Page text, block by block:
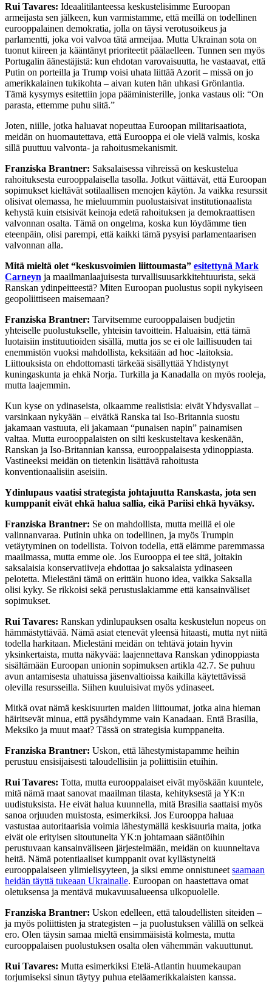
Rui Tavares: Ideaalitilanteessa keskustelisimme Euroopan
armeijasta sen jälkeen, kun varmistamme, että meillä on todellinen
eurooppalainen demokratia, jolla on täysi verotusoikeus ja
parlamentti, joka voi valvoa tätä armeijaa. Mutta Ukrainan sota on
tuonut kiireen ja kääntänyt prioriteetit päälaelleen. Tunnen sen myös
Portugalin äänestäjistä: kun ehdotan varovaisuutta, he vastaavat, että
Putin on porteilla ja Trump voisi uhata liittää Azorit – missä on jo
amerikkalainen tukikohta – aivan kuten hän uhkasi Grönlantia.
Tämä kysymys esitettiin jopa pääministerille, jonka vastaus oli: “On
parasta, ettemme puhu siitä.”
Joten, niille, jotka haluavat nopeuttaa Euroopan militarisaatiota,
meidän on huomautettava, että Eurooppa ei ole vielä valmis, koska
sillä puuttuu valvonta- ja rahoitusmekanismit.
Franziska Brantner: Saksalaisessa vihreissä on keskustelua
rahoituksesta eurooppalaisella tasolla. Jotkut väittävät, että Euroopan
sopimukset kieltävät sotilaallisen menojen käytön. Ja vaikka resurssit
olisivat olemassa, he mieluummin puolustaisivat institutionaalista
kehystä kuin etsisivät keinoja edetä rahoituksen ja demokraattisen
valvonnan osalta. Tämä on ongelma, koska kun löydämme tien
eteenpäin, olisi parempi, että kaikki tämä pysyisi parlamentaarisen
valvonnan alla.
Mitä mieltä olet “keskusvoimien liittoumasta” esitettynä Mark
Carneyn ja maailmanlaajuisesta turvallisuusarkkitehtuurista, sekä
Ranskan ydinpeitteestä? Miten Euroopan puolustus sopii nykyiseen
geopoliittiseen maisemaan?
Franziska Brantner: Tarvitsemme eurooppalaisen budjetin
yhteiselle puolustukselle, yhteisin tavoittein. Haluaisin, että tämä
luotaisiin instituutioiden sisällä, mutta jos se ei ole laillisuuden tai
enemmistön vuoksi mahdollista, keksitään ad hoc -laitoksia.
Liittouksista on ehdottomasti tärkeää sisällyttää Yhdistynyt
kuningaskunta ja ehkä Norja. Turkilla ja Kanadalla on myös rooleja,
mutta laajemmin.
Kun kyse on ydinaseista, olkaamme realistisia: eivät Yhdysvallat –
varsinkaan nykyään – eivätkä Ranska tai Iso-Britannia suostu
jakamaan vastuuta, eli jakamaan “punaisen napin” painamisen
valtaa. Mutta eurooppalaisten on silti keskusteltava keskenään,
Ranskan ja Iso-Britannian kanssa, eurooppalaisesta ydinoppiasta.
Vastineeksi meidän on tietenkin lisättävä rahoitusta
konventionaalisiin aseisiin.
Ydinlupaus vaatisi strategista johtajuutta Ranskasta, jota sen
kumppanit eivät ehkä halua sallia, eikä Pariisi ehkä hyväksy.
Franziska Brantner: Se on mahdollista, mutta meillä ei ole
valinnanvaraa. Putinin uhka on todellinen, ja myös Trumpin
vetäytyminen on todellista. Toivon todella, että elämme paremmassa
maailmassa, mutta emme ole. Jos Eurooppa ei tee sitä, joitakin
saksalaisia konservatiiveja ehdottaa jo saksalaista ydinaseen
pelotetta. Mielestäni tämä on erittäin huono idea, vaikka Saksalla
olisi kyky. Se rikkoisi sekä perustuslakiamme että kansainväliset
sopimukset.
Rui Tavares: Ranskan ydinlupauksen osalta keskustelun nopeus on
hämmästyttävää. Nämä asiat etenevät yleensä hitaasti, mutta nyt niitä
todella harkitaan. Mielestäni meidän on tehtävä jotain hyvin
yksinkertaista, mutta näkyvää: laajennettava Ranskan ydinoppiasta
sisältämään Euroopan unionin sopimuksen artikla 42.7. Se puhuu
avun antamisesta uhatuissa jäsenvaltioissa kaikilla käytettävissä
olevilla resursseilla. Siihen kuuluisivat myös ydinaseet.
Mitkä ovat nämä keskisuurten maiden liittoumat, jotka aina hieman
häiritsevät minua, että pysähdymme vain Kanadaan. Entä Brasilia,
Meksiko ja muut maat? Tässä on strategisia kumppaneita.
Franziska Brantner: Uskon, että lähestymistapamme heihin
perustuu ensisijaisesti taloudellisiin ja poliittisiin etuihin.
Rui Tavares: Totta, mutta eurooppalaiset eivät myöskään kuuntele,
mitä nämä maat sanovat maailman tilasta, kehityksestä ja YK:n
uudistuksista. He eivät halua kuunnella, mitä Brasilia saattaisi myös
sanoa orjuuden muistosta, esimerkiksi. Jos Eurooppa haluaa
vastustaa autoritaarisia voimia lähestymällä keskisuuria maita, jotka
eivät ole erityisen sitoutuneita YK:n johtamaan sääntöihin
perustuvaan kansainväliseen järjestelmään, meidän on kuunneltava
heitä. Nämä potentiaaliset kumppanit ovat kyllästyneitä
eurooppalaiseen ylimielisyyteen, ja siksi emme onnistuneet saamaan
heidän täyttä tukeaan Ukrainalle. Euroopan on haastettava omat
oletuksensa ja mentävä mukavuusalueensa ulkopuolelle.
Franziska Brantner: Uskon edelleen, että taloudellisten siteiden –
ja myös poliittisten ja strategisten – ja puolustuksen välillä on selkeä
ero. Olen täysin samaa mieltä ensimmäisistä kolmesta, mutta
eurooppalaisen puolustuksen osalta olen vähemmän vakuuttunut.
Rui Tavares: Mutta esimerkiksi Etelä-Atlantin huumekaupan
torjumiseksi sinun täytyy puhua eteläamerikkalaisten kanssa.